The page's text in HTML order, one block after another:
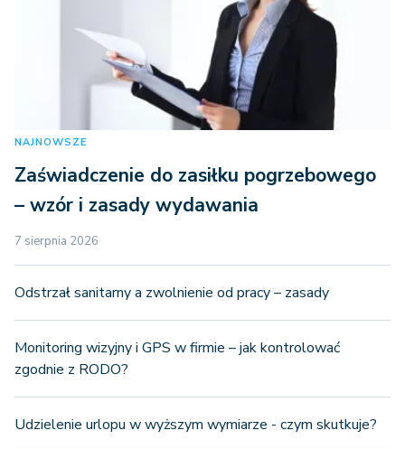
NAJNOWSZE
Zaświadczenie do zasiłku pogrzebowego
– wzór i zasady wydawania
7 sierpnia 2026
Odstrzał sanitarny a zwolnienie od pracy – zasady
Monitoring wizyjny i GPS w firmie – jak kontrolować
zgodnie z RODO?
Udzielenie urlopu w wyższym wymiarze - czym skutkuje?